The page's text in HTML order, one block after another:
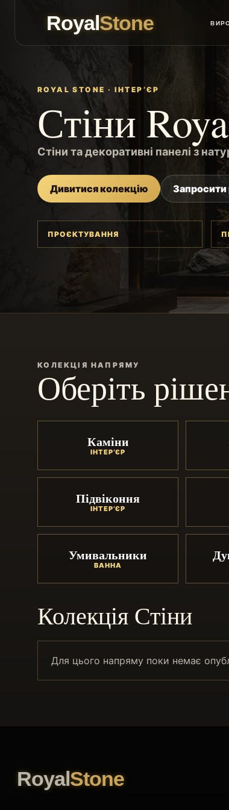
RoyalStone
ROYAL STONE · ІНТЕР’ЄР
Стіни
Стіни та декоративні панелі з
Дивитися колекцію Запросити
ПРОЄКТУВАННЯ
КОЛЕКЦІЯ НАПРЯМУ
Оберіть
Каміни
ІНТЕР’ЄР
Підвіконня
ІНТЕР’ЄР
Умивальники
ВАННА
Колекція Стіни
Для цього напряму поки немає
RoyalStone